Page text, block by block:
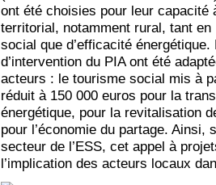
ont été choisies pour leur capacité
territorial, notamment rural, tant en
social que d’efficacité
d’intervention du PIA ont été
acteurs : le tourisme social mis à
réduit à 150 000 euros pour la
énergétique, pour la revitalisation
pour l’économie du partage. Ainsi,
secteur de l’ESS, cet appel à
l’implication des acteurs locaux